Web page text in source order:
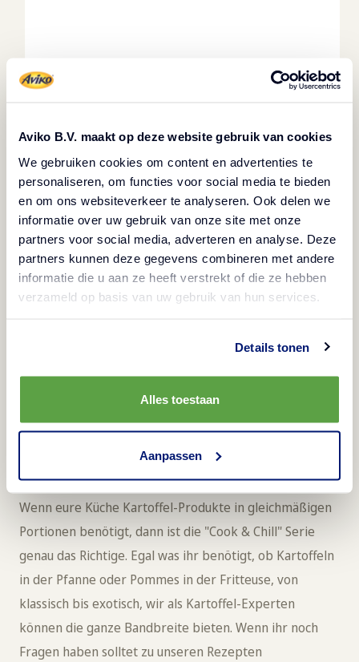
Aviko B.V. maakt op deze website gebruik van cookies
We gebruiken cookies om content en advertenties te
personaliseren, om functies voor social media te bieden
en om ons websiteverkeer te analyseren. Ook delen we
informatie over uw gebruik van onze site met onze
partners voor social media, adverteren en analyse. Deze
partners kunnen deze gegevens combineren met andere
informatie die u aan ze heeft verstrekt of die ze hebben
verzameld op basis van uw gebruik van hun services.
Details tonen
Alles toestaan
Aanpassen
Nächste:Kartoffelpuffer (60 g)
Kartoffeln in der Pfanne,
im Backofen und mehr
Natürlich könnt ihr unsere Produkte, neben der
Zubereitungsweisen bietet Aviko die passenden
Produkte und Rezepte. Für den Kombidämpfer haben
wir beispielsweise dieSteamfresh-Reiheentwickelt.
Wenn eure Küche Kartoffel-Produkte in gleichmäßigen
Portionen benötigt, dann ist die "Cook & Chill" Serie
genau das Richtige. Egal was ihr benötigt, ob Kartoffeln
in der Pfanne oder Pommes in der Fritteuse, von
klassisch bis exotisch, wir als Kartoffel-Experten
können die ganze Bandbreite bieten. Wenn ihr noch
Fragen haben solltet zu unseren Rezepten